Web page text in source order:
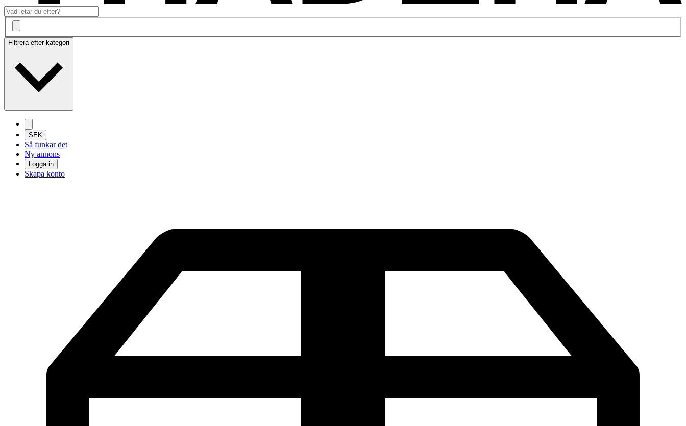
Filtrera efter kategori
SEK
Så funkar det
Ny annons
Logga in
Skapa konto